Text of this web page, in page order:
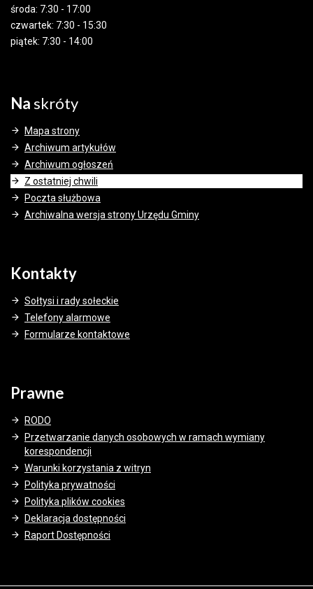
środa: 7:30 - 17:00
czwartek: 7:30 - 15:30
piątek: 7:30 - 14:00
Naskróty
Mapa strony
Archiwum artykułów
Archiwum ogłoszeń
Z ostatniej chwili
Poczta służbowa
Archiwalna wersja strony Urzędu Gminy
Kontakty
Sołtysi i rady sołeckie
Telefony alarmowe
Formularze kontaktowe
Prawne
RODO
Przetwarzanie danych osobowych w ramach wymiany
korespondencji
Warunki korzystania z witryn
Polityka prywatności
Polityka plików cookies
Deklaracja dostępności
Raport Dostępności